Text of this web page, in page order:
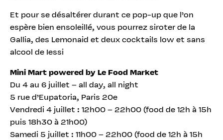
Et pour se désaltérer durant ce pop-up que l’on
espère bien ensoleillé, vous pourrez siroter de la
Gallia, des Lemonaid et deux cocktails low et sans
alcool de Iessi
Mini Mart powered by Le Food Market
Du 4 au 6 juillet – all day, all night
5 rue d’Eupatoria, Paris 20e
Vendredi 4 juillet : 12h00 – 22h00 (food de 12h à 15h
puis 18h30 à 21h00)
Samedi 5 juillet : 11h00 – 22h00 (food de 12h à 15h